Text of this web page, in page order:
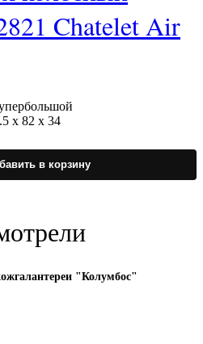
Chatelet Air
х 82 х 34
в корзину
"Колумбос"